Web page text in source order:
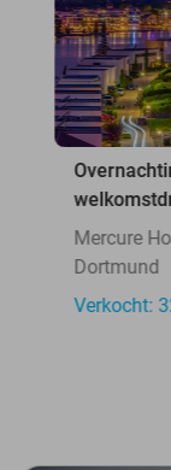
Mercure
Dortmund
Verkocht: